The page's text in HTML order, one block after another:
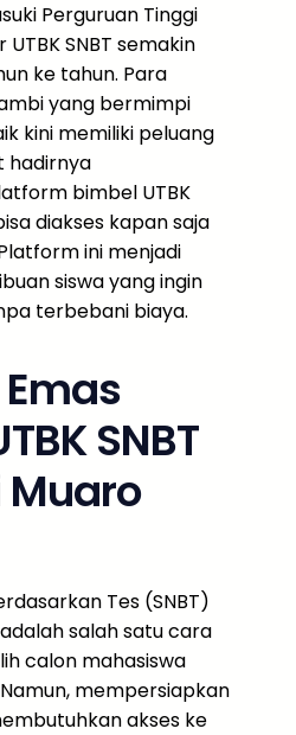
Perguruan Tinggi
SNBT semakin
ke tahun. Para
yang bermimpi
kini memiliki peluang
hadirnya
bimbel UTBK
diakses kapan saja
ini menjadi
siswa yang ingin
terbebani biaya.
SNBT
Tes (SNBT)
salah satu cara
calon mahasiswa
mempersiapkan
akses ke